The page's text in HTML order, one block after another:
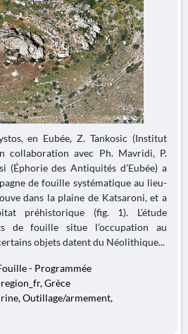
en Eubée, Z. Tankosic (Institut
collaboration avec Ph. Mavridi, P.
(Éphorie des Antiquités d’Eubée) a
de fouille systématique au lieu-
dans la plaine de Katsaroni, et a
préhistorique (fig. 1). L’étude
de fouille situe l’occupation au
objets datent du Néolithique...
- Programmée
Grèce
Outillage/armement,